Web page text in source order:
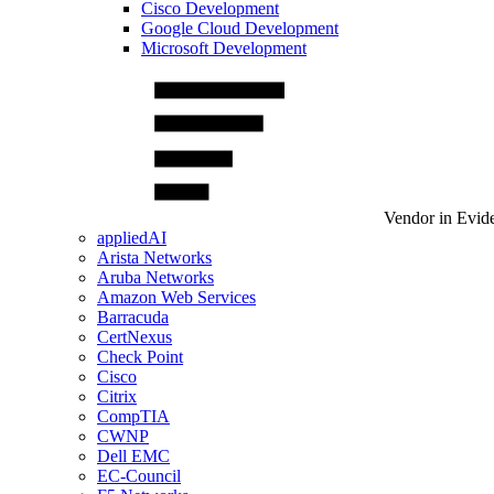
Cisco Development
Google Cloud Development
Microsoft Development
Vendor in
appliedAI
Arista Networks
Aruba Networks
Amazon Web Services
Barracuda
CertNexus
Check Point
Cisco
Citrix
CompTIA
CWNP
Dell EMC
EC-Council